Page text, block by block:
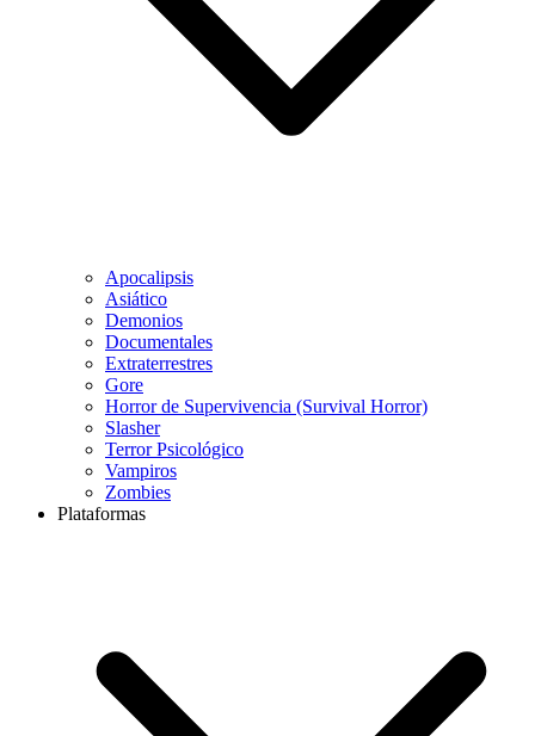
Apocalipsis
Asiático
Demonios
Documentales
Extraterrestres
Gore
Horror de Supervivencia (Survival Horror)
Slasher
Terror Psicológico
Vampiros
Zombies
Plataformas